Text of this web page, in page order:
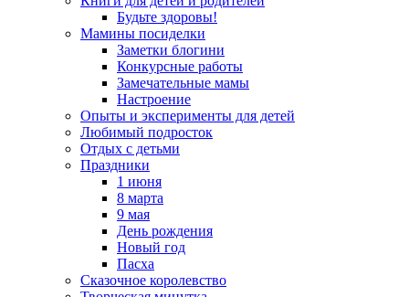
Будьте здоровы!
Мамины посиделки
Заметки блогини
Конкурсные работы
Замечательные мамы
Настроение
Опыты и эксперименты для детей
Любимый подросток
Отдых с детьми
Праздники
1 июня
8 марта
9 мая
День рождения
Новый год
Пасха
Сказочное королевство